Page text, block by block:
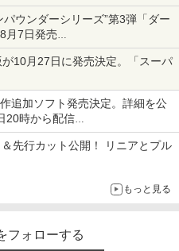
セールが実施
ウンダーシリーズ”第3弾「ダー
月7日発売
を使用した超大型チーズバーガー
が10月27日に発売決定。「スーパ
も可能に
追加ソフト発売決定。詳細を公
20時から配信
先行カット公開！ リニアとプル
もっと見る
フォローする